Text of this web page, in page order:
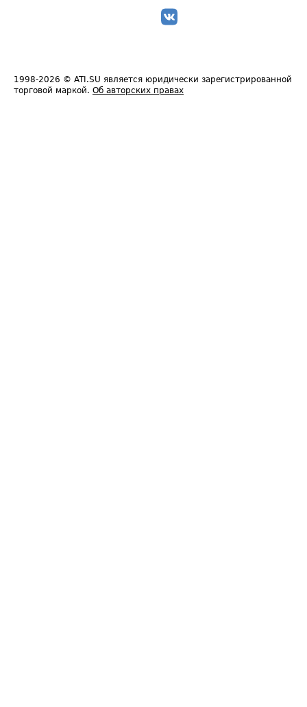
1998-2026 © ATI.SU является юридически зарегистрированной
торговой маркой. Об авторских правах